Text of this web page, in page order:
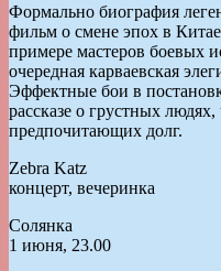
Формально биография
фильм о смене эпох в
примере мастеров боевых
очередная карваевская
Эффектные бои в
рассказе о грустных
предпочитающих долг.
Zebra Katz
концерт, вечеринка
Солянка
1 июня, 23.00